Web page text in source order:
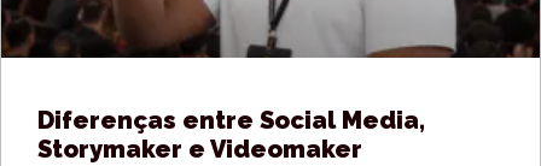
Diferenças entre Social Media,
Storymaker e Videomaker